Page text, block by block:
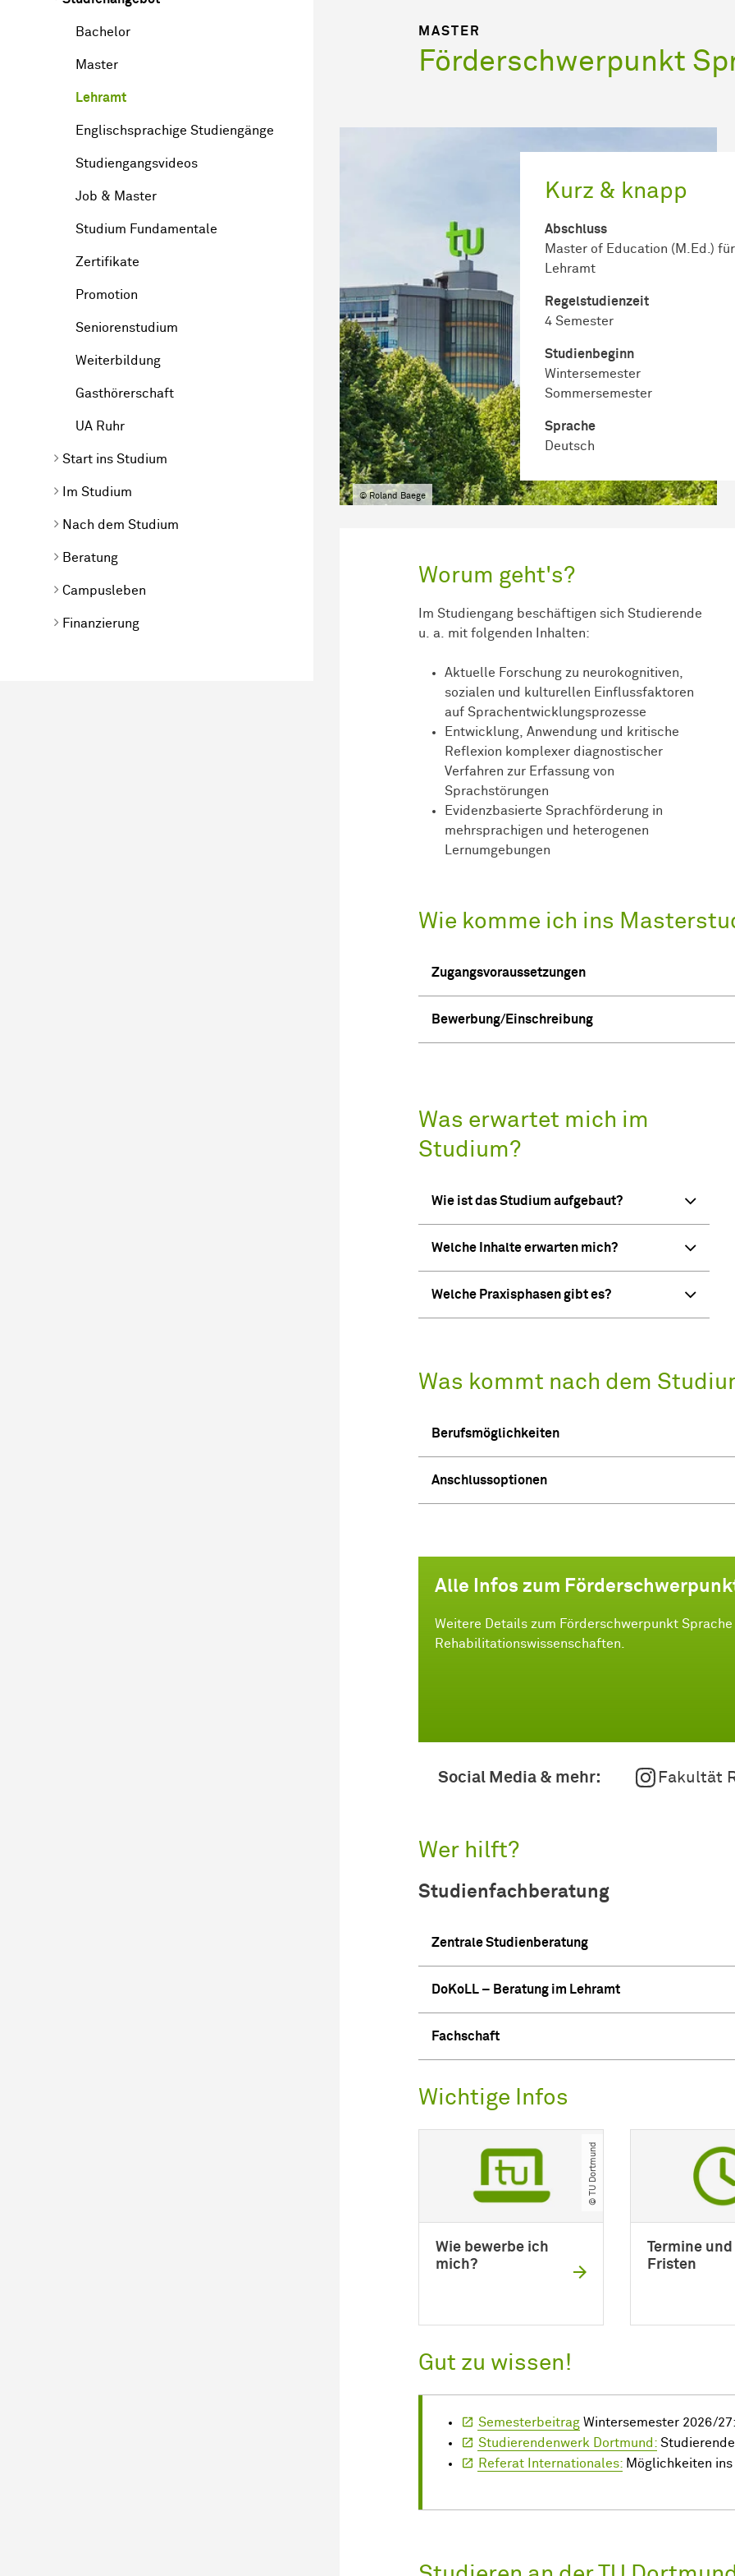
Bachelor
Master
Lehramt
Englischsprachige Studiengänge
Studiengangsvideos
Job & Master
Studium Fundamentale
Zertifikate
Promotion
Seniorenstudium
Weiterbildung
Gasthörerschaft
UA Ruhr
Start ins Studium
Im Studium
Nach dem Studium
Beratung
Campusleben
Finanzierung
MASTER
Förderschwerpunkt
Kurz & knapp
Abschluss
Master of Education (M.Ed.) für
Lehramt
Regel­studienzeit
4 Semester
Studienbeginn
Wintersemester
Sommersemester
Sprache
Deutsch
© Roland Baege
Worum geht's?
Im Studiengang beschäftigen sich Studierende
u. a. mit folgenden Inhalten:
Aktuelle Forschung zu neurokognitiven,
sozialen und kulturellen Einflussfaktoren
auf Sprachentwicklungsprozesse
Entwicklung, Anwendung und kritische
Reflexion komplexer diagnostischer
Verfahren zur Erfassung von
Sprachstörungen
Evidenzbasierte Sprachförderung in
mehrsprachigen und heterogenen
Lernumgebungen
Wie komme ich ins
Zugangsvoraussetzungen
Bewerbung/Einschreibung
Was erwartet mich im
Studium?
Wie ist das Studium aufgebaut?
Welche Inhalte erwarten mich?
Welche Praxisphasen gibt es?
Was kommt nach dem
Berufsmöglichkeiten
Anschlussoptionen
Alle Infos zum
Weitere Details zum Förderschwerpunkt
Rehabilitationswissenschaften.
Social Media & mehr: Fakultät
Wer hilft?
Studienfachberatung
Zentrale Studienberatung
DoKoLL – Beratung im Lehramt
Fachschaft
Wichtige Infos
© TU Dortmund
Wie bewerbe ich
mich?
Termine und
Fristen
Gut zu wissen!
Semesterbeitrag Wintersemester 2026/
Studierendenwerk Dortmund:
Referat Internationales: Möglichkeiten